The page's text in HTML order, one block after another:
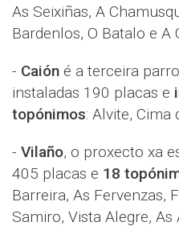
As Seixiñas, A
Bardenlos, O Batalo e A
- Caión é a terceira
instaladas 190 placas e
topónimos: Alvite, Cima
- Vilaño, o proxecto xa
405 placas e 18
Barreira, As Fervenzas,
Samiro, Vista Alegre, As